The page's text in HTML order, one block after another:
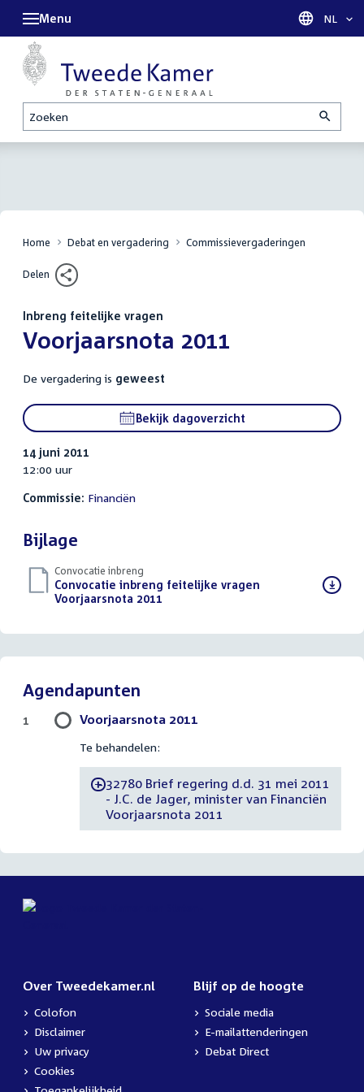
Zoeken
Menu Taal
NL
Home Debat en vergadering Commissievergaderingen
Delen
Inbreng feitelijke vragen
:Voorjaarsnota 2011
De vergadering is geweest
Bekijk dagoverzicht
14 juni 2011
12:00 uur
Commissie: Financiën
Bijlage
Convocatie inbreng
Download
bestand:
Convocatie inbreng feitelijke vragen
Voorjaarsnota 2011
Agendapunten
Voorjaarsnota 2011
Te behandelen:
-32780 Brief regering d.d. 31 mei 2011
- J.C. de Jager, minister van Financiën
Voorjaarsnota 2011
1
Over Tweedekamer.nl
Colofon
Disclaimer
Uw privacy
Cookies
Blijf op de hoogte
Sociale media
E-mailattenderingen
Debat Direct